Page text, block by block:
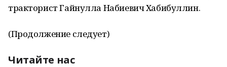
тракторист Гайнулла Набиевич Хабибуллин.
(Продолжение следует)
Читайте нас